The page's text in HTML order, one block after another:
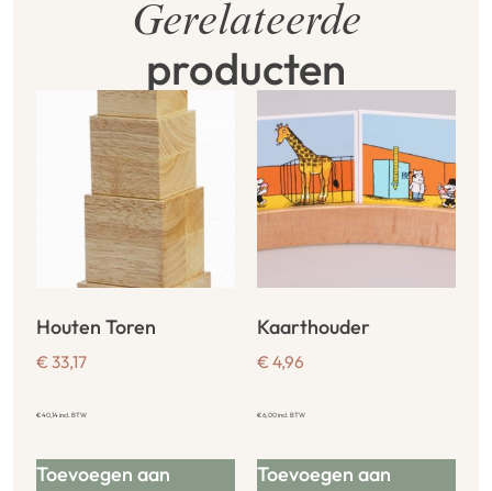
Gerelateerde
producten
Houten Toren
€ 33,17
€40,14incl. BTW
Toevoegen aan
Kaarthouder
€ 4,96
€6,00incl. BTW
Toevoegen aan